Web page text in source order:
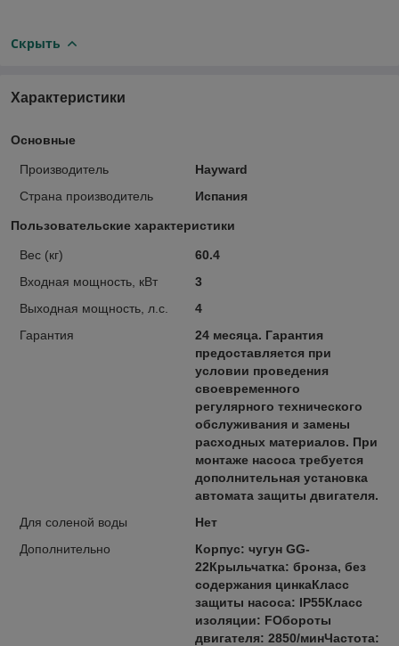
Скрыть
Характеристики
Основные
Производитель
Hayward
Страна производитель
Испания
Пользовательские характеристики
Вес (кг)
60.4
Входная мощность, кВт
3
Выходная мощность, л.с.
4
Гарантия
24 месяца. Гарантия
предоставляется при
условии проведения
своевременного
регулярного технического
обслуживания и замены
расходных материалов. При
монтаже насоса требуется
дополнительная установка
автомата защиты двигателя.
Для соленой воды
Нет
Дополнительно
Корпус: чугун GG-
22Крыльчатка: бронза, без
содержания цинкаКласс
защиты насоса: IP55Класс
изоляции: FОбороты
двигателя: 2850/минЧастота: